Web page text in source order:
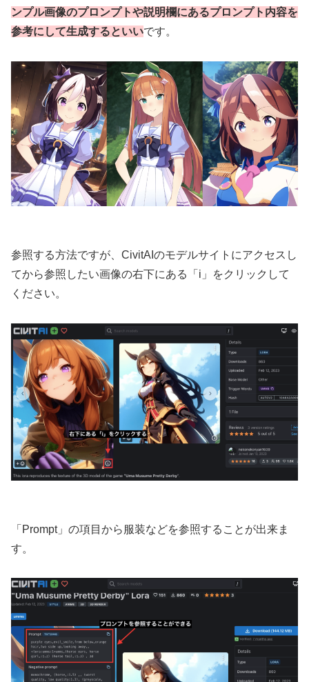
ンプル画像のプロンプトや説明欄にあるプロンプト内容を
参考にして生成するといいです。
参照する方法ですが、CivitAIのモデルサイトにアクセスし
てから参照したい画像の右下にある「i」をクリックして
ください。
「Prompt」の項目から服装などを参照することが出来ま
す。